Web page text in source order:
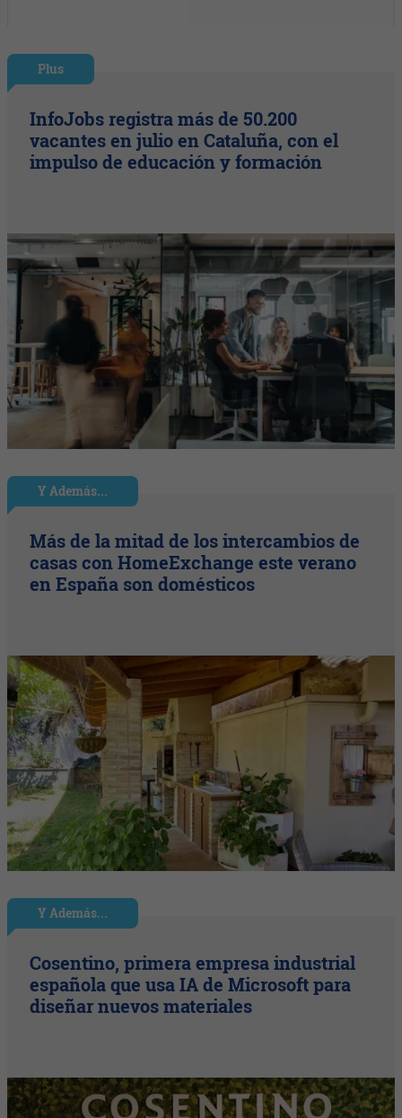
Plus
InfoJobs registra más de 50.200
vacantes en julio en Cataluña, con el
impulso de educación y formación
Y Además...
Más de la mitad de los intercambios de
casas con HomeExchange este verano
en España son domésticos
Y Además...
Cosentino, primera empresa industrial
española que usa IA de Microsoft para
diseñar nuevos materiales